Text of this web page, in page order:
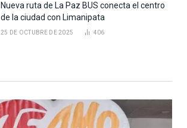
Nueva ruta de La Paz BUS conecta el centro
de la ciudad con Limanipata
25 DE OCTUBRE DE 2025 406